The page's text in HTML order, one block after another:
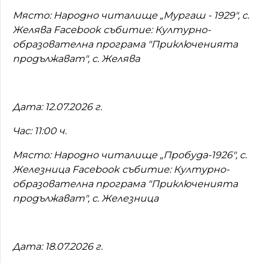
Място: Народно читалище „Мургаш - 1929", с.
Желява Facebook събитие: Културно-
образователна програма "Приключенията
продължават", с. Желява
Дата: 12.07.2026 г.
Час: 11:00 ч.
Място: Народно читалище „Пробуда-1926", с.
Железница Facebook събитиe: Културно-
образователна програма "Приключенията
продължават", с. Железница
Дата: 18.07.2026 г.